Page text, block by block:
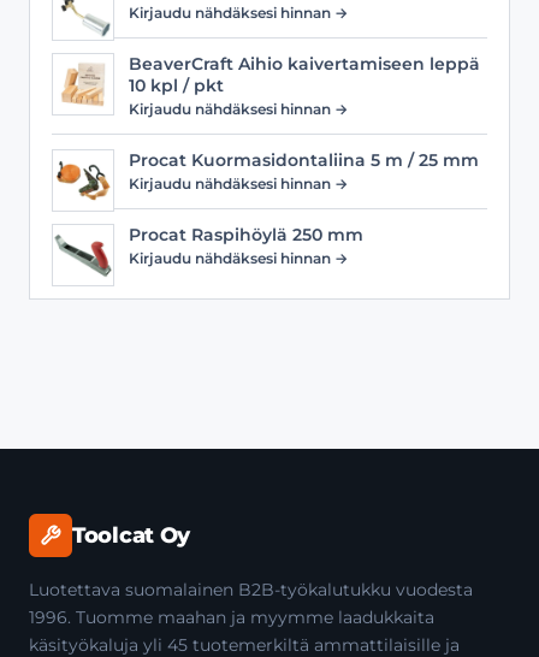
Kirjaudu nähdäksesi hinnan →
BeaverCraft Aihio kaivertamiseen leppä
10 kpl / pkt
Kirjaudu nähdäksesi hinnan →
Procat Kuormasidontaliina 5 m / 25 mm
Kirjaudu nähdäksesi hinnan →
Procat Raspihöylä 250 mm
Kirjaudu nähdäksesi hinnan →
Toolcat Oy
Luotettava suomalainen B2B-työkalutukku vuodesta
1996. Tuomme maahan ja myymme laadukkaita
käsityökaluja yli 45 tuotemerkiltä ammattilaisille ja